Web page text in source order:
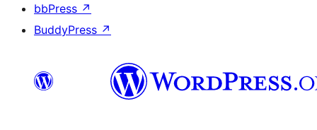
bbPress ↗
BuddyPress ↗